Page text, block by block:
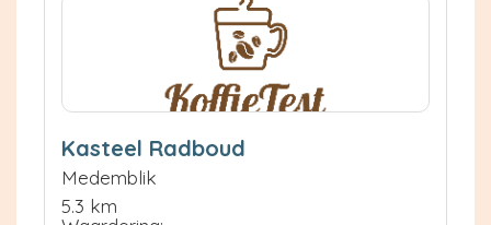
Kasteel Radboud
Medemblik
5.3 km